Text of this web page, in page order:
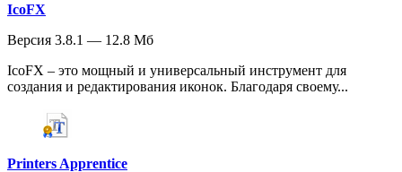
IcoFX
Версия 3.8.1 — 12.8 Мб
IcoFX – это мощный и универсальный инструмент для
создания и редактирования иконок. Благодаря своему...
Printers Apprentice